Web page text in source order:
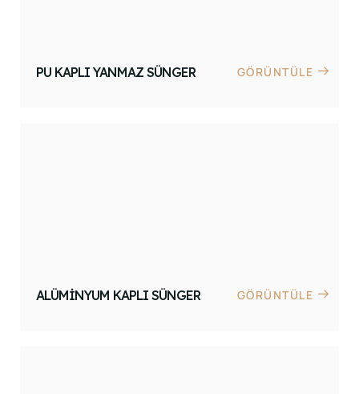
PU KAPLI YANMAZ SÜNGER GÖRÜNTÜLE
ALÜMINYUM KAPLI SÜNGER GÖRÜNTÜLE